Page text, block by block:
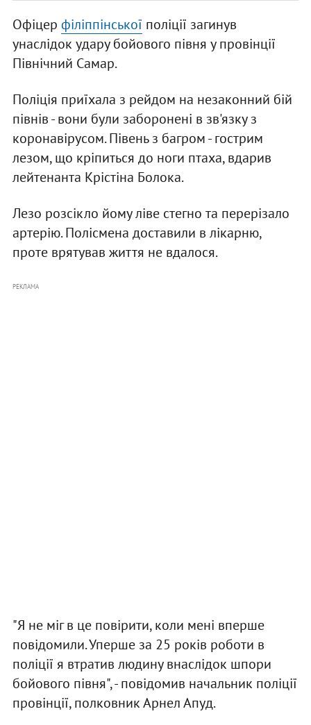
Офіцер філіппінської поліції загинув
унаслідок удару бойового півня у провінції
Північний Самар.
Поліція приїхала з рейдом на незаконний бій
півнів - вони були заборонені в зв'язку з
коронавірусом. Півень з багром - гострим
лезом, що кріпиться до ноги птаха, вдарив
лейтенанта Крістіна Болока.
Лезо розсікло йому ліве стегно та перерізало
артерію. Полісмена доставили в лікарню,
проте врятував життя не вдалося.
РЕКЛАМА
"Я не міг в це повірити, коли мені вперше
повідомили. Уперше за 25 років роботи в
поліції я втратив людину внаслідок шпори
бойового півня", - повідомив начальник поліції
провінції, полковник Арнел Апуд.